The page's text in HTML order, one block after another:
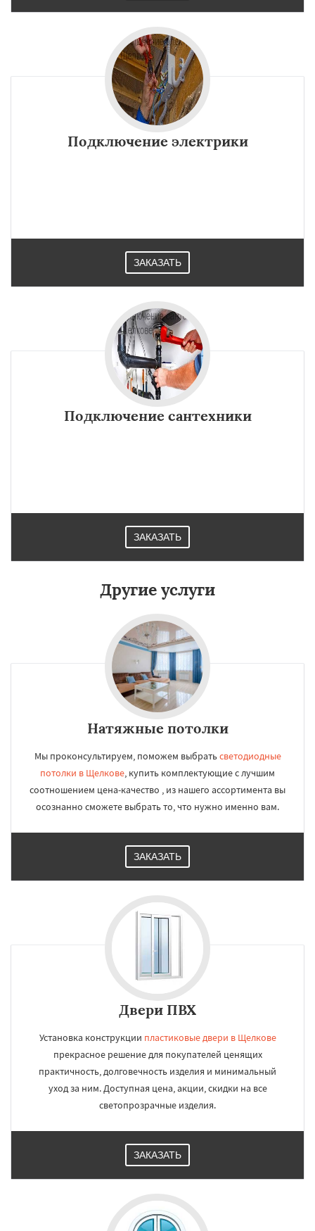
Подключение электрики
ЗАКАЗАТЬ
Подключение сантехники
ЗАКАЗАТЬ
Другие услуги
Натяжные потолки
Мы проконсультируем, поможем выбратьсветодиодные
потолки в Щелкове, купить комплектующие с лучшим
соотношением цена-качество , из нашего ассортимента вы
осознанно сможете выбрать то, что нужно именно вам.
ЗАКАЗАТЬ
Двери ПВХ
Установка конструкции пластиковые двери в Щелкове
прекрасное решение для покупателей ценящих
практичность, долговечность изделия и минимальный
уход за ним. Доступная цена, акции, скидки на все
светопрозрачные изделия.
ЗАКАЗАТЬ